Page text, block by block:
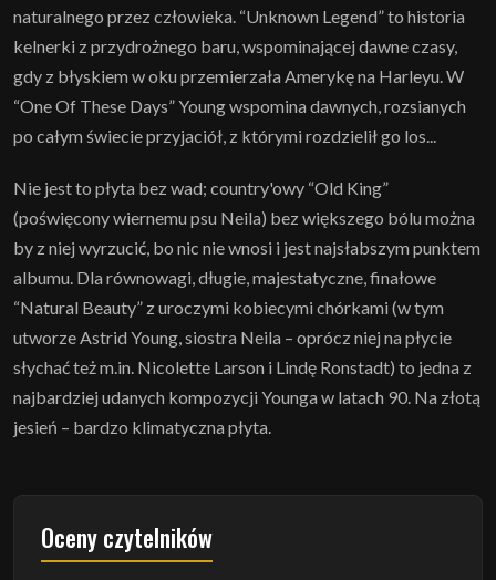
naturalnego przez człowieka. “Unknown Legend” to historia
kelnerki z przydrożnego baru, wspominającej dawne czasy,
gdy z błyskiem w oku przemierzała Amerykę na Harleyu. W
“One Of These Days” Young wspomina dawnych, rozsianych
po całym świecie przyjaciół, z którymi rozdzielił go los...
Nie jest to płyta bez wad; country'owy “Old King”
(poświęcony wiernemu psu Neila) bez większego bólu można
by z niej wyrzucić, bo nic nie wnosi i jest najsłabszym punktem
albumu. Dla równowagi, długie, majestatyczne, finałowe
“Natural Beauty” z uroczymi kobiecymi chórkami (w tym
utworze Astrid Young, siostra Neila – oprócz niej na płycie
słychać też m.in. Nicolette Larson i Lindę Ronstadt) to jedna z
najbardziej udanych kompozycji Younga w latach 90. Na złotą
jesień – bardzo klimatyczna płyta.
Oceny czytelników